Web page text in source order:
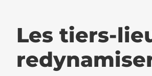
Les tiers-